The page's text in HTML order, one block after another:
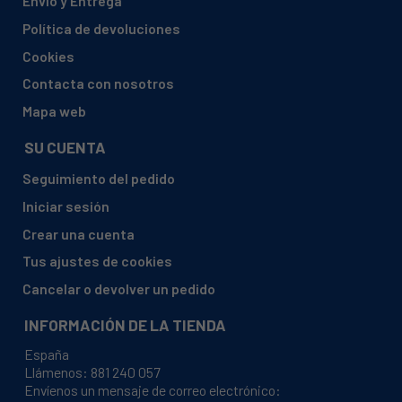
DE DIETRICH, MWE5217XN 929580028
EDESA, 1M17B 929270020
EDESA, M17GX 9292701741
EDESA, M71CS10VC
EDESA, MW3-206
Política de devoluciones
Cookies
Contacta con nosotros
Mapa web
SU CUENTA
Seguimiento del pedido
Iniciar sesión
Crear una cuenta
Tus ajustes de cookies
Cancelar o devolver un pedido
INFORMACIÓN DE LA TIENDA
España
Llámenos: 881 240 057
Envíenos un mensaje de correo electrónico: